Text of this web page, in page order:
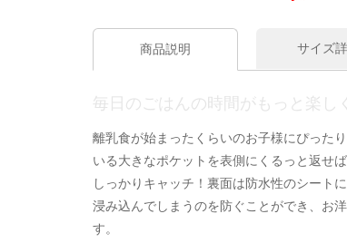
商品説明 サイズ
毎日のごはんの時間がもっと楽し
離乳食が始まったくらいのお子様にぴった
いる大きなポケットを表側にくるっと返せ
しっかりキャッチ！裏面は防水性のシート
浸み込んでしまうのを防ぐことができ、お
す。